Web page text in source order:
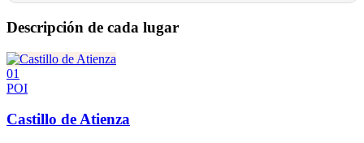
Descripción de cada lugar
01
POI
Castillo de Atienza